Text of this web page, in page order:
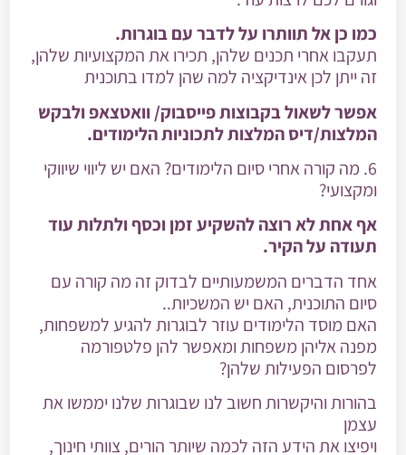
כמו כן אל תוותרו על לדבר עם בוגרות.
תעקבו אחרי תכנים שלהן, תכירו את המקצועיות שלהן,
זה ייתן לכן אינדיקציה למה שהן למדו בתוכנית
אפשר לשאול בקבוצות פייסבוק/ וואטצאפ ולבקש
המלצות/דיס המלצות לתכוניות הלימודים.
6. מה קורה אחרי סיום הלימודים? האם יש ליווי שיווקי
ומקצועי?
אף אחת לא רוצה להשקיע זמן וכסף ולתלות עוד
תעודה על הקיר.
אחד הדברים המשמעותיים לבדוק זה מה קורה עם
סיום התוכנית, האם יש המשכיות..
האם מוסד הלימודים עוזר לבוגרות להגיע למשפחות,
מפנה אליהן משפחות ומאפשר להן פלטפורמה
לפרסום הפעילות שלהן?
בהורות והיקשרות חשוב לנו שבוגרות שלנו יממשו את
עצמן
ויפיצו את הידע הזה לכמה שיותר הורים, צוותי חינוך,